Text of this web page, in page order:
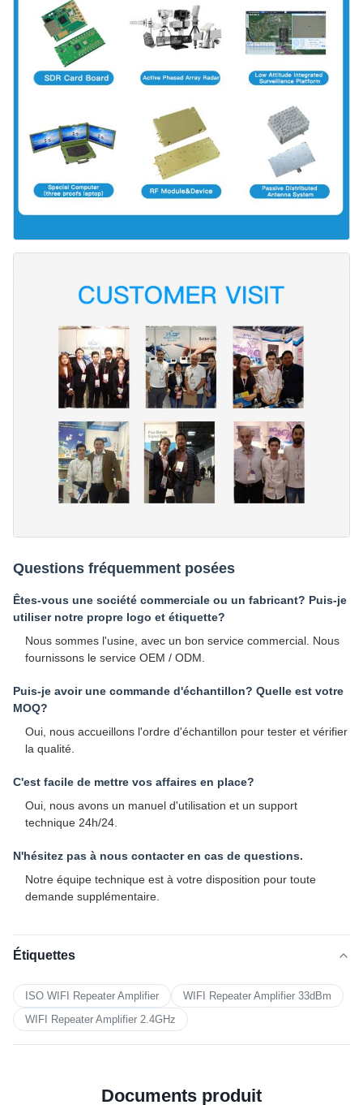
Questions fréquemment posées
Êtes-vous une société commerciale ou un fabricant? Puis-je
utiliser notre propre logo et étiquette?
Nous sommes l'usine, avec un bon service commercial. Nous
fournissons le service OEM / ODM.
Puis-je avoir une commande d'échantillon? Quelle est votre
MOQ?
Oui, nous accueillons l'ordre d'échantillon pour tester et vérifier
la qualité.
C'est facile de mettre vos affaires en place?
Oui, nous avons un manuel d'utilisation et un support
technique 24h/24.
N'hésitez pas à nous contacter en cas de questions.
Notre équipe technique est à votre disposition pour toute
demande supplémentaire.
Étiquettes
ISO WIFI Repeater Amplifier
WIFI Repeater Amplifier 33dBm
WIFI Repeater Amplifier 2.4GHz
Documents produit